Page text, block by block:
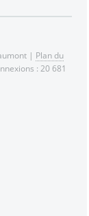
| Plan du
: 20 681